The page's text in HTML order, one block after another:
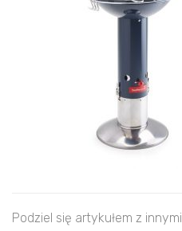
Podziel się artykułem z innymi